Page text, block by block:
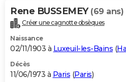
Rene BUSSEMEY (69 ans)
Créer une cagnotte obsèques
Naissance
02/11/1903 à Luxeuil-les-Bains (
Décès
11/06/1973 à Paris (Paris)